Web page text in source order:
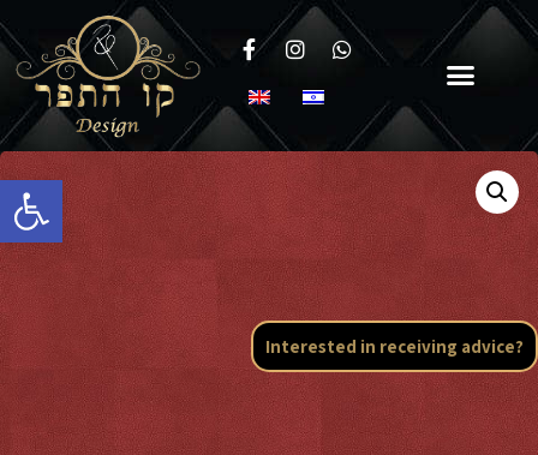
Open toolbar
Interested in receiving advice?